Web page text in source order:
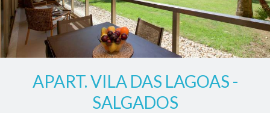
APART. VILA DAS LAGOAS -
SALGADOS